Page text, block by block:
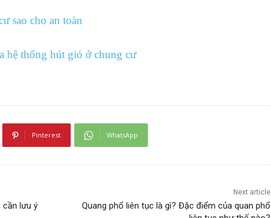
sao cho an toàn
hệ thống hút gió ở chung cư
Pinterest WhatsApp
cần lưu ý
Next article
Quang phổ liên tục là gì? Đặc điểm của quan phổ